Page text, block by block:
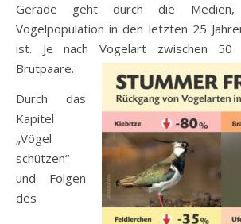
Gerade geht durch die
Vogelpopulation in den letzten 25
ist. Je nach Vogelart zwischen
Brutpaare.
Durch das
Kapitel
„Vögel
schützen“
und Folgen
des